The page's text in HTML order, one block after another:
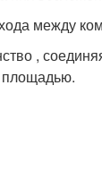
между
,
площадью.